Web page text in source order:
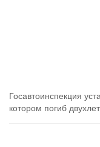
Госавтоинспекция
котором погиб